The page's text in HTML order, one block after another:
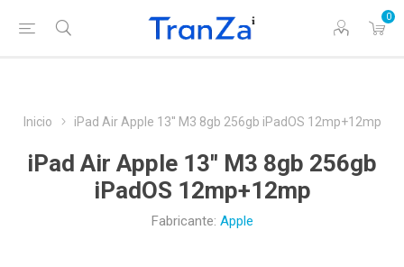
0
Inicio iPad Air Apple 13'' M3 8gb 256gb iPadOS 12mp+12mp
iPad Air Apple 13'' M3 8gb 256gb
iPadOS 12mp+12mp
Fabricante: Apple